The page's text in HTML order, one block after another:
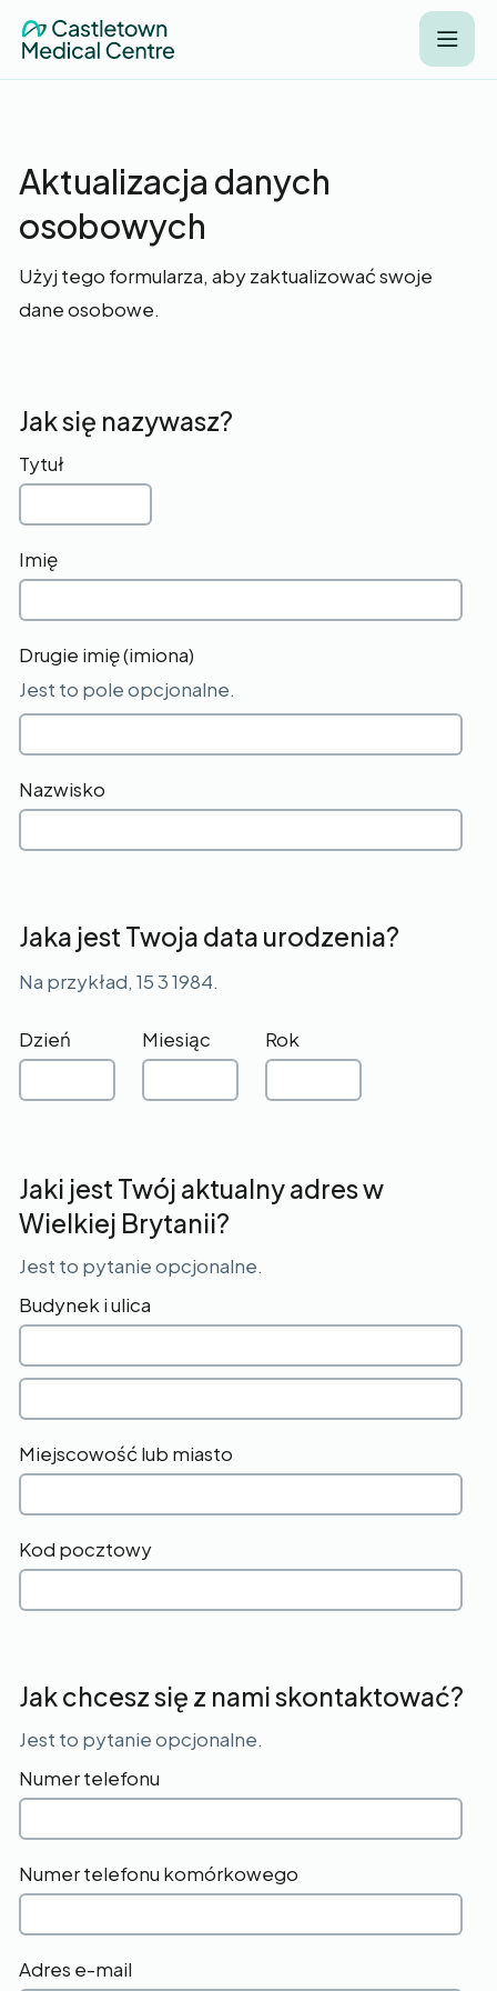
Aktualizacja danych
osobowych
Użyj tego formularza, aby zaktualizować swoje
dane osobowe.
Jak się nazywasz?
Tytuł
Imię
Drugie imię (imiona)
Jest to pole opcjonalne.
Nazwisko
Jaka jest Twoja data urodzenia?
Na przykład, 15 3 1984.
Dzień Miesiąc Rok
Jaki jest Twój aktualny adres w
Wielkiej Brytanii?
Jest to pytanie opcjonalne.
Budynek i ulica
Miejscowość lub miasto
Kod pocztowy
Jak chcesz się z nami skontaktować?
Jest to pytanie opcjonalne.
Numer telefonu
Numer telefonu komórkowego
Adres e-mail